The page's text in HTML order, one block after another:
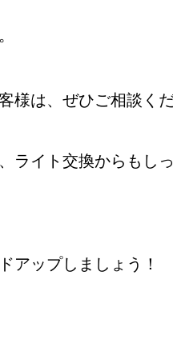
様は、ぜひご相談くだ
ライト交換からもし
アップしましょう！